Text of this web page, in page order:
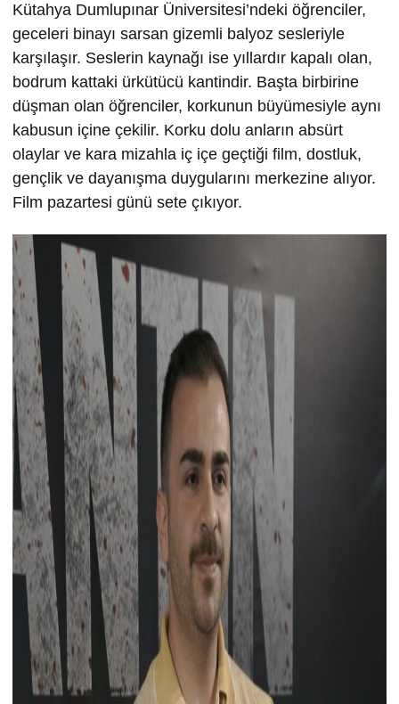
Kütahya Dumlupınar Üniversitesi’ndeki öğrenciler,
geceleri binayı sarsan gizemli balyoz sesleriyle
karşılaşır. Seslerin kaynağı ise yıllardır kapalı olan,
bodrum kattaki ürkütücü kantindir. Başta birbirine
düşman olan öğrenciler, korkunun büyümesiyle aynı
kabusun içine çekilir. Korku dolu anların absürt
olaylar ve kara mizahla iç içe geçtiği film, dostluk,
gençlik ve dayanışma duygularını merkezine alıyor.
Film pazartesi günü sete çıkıyor.